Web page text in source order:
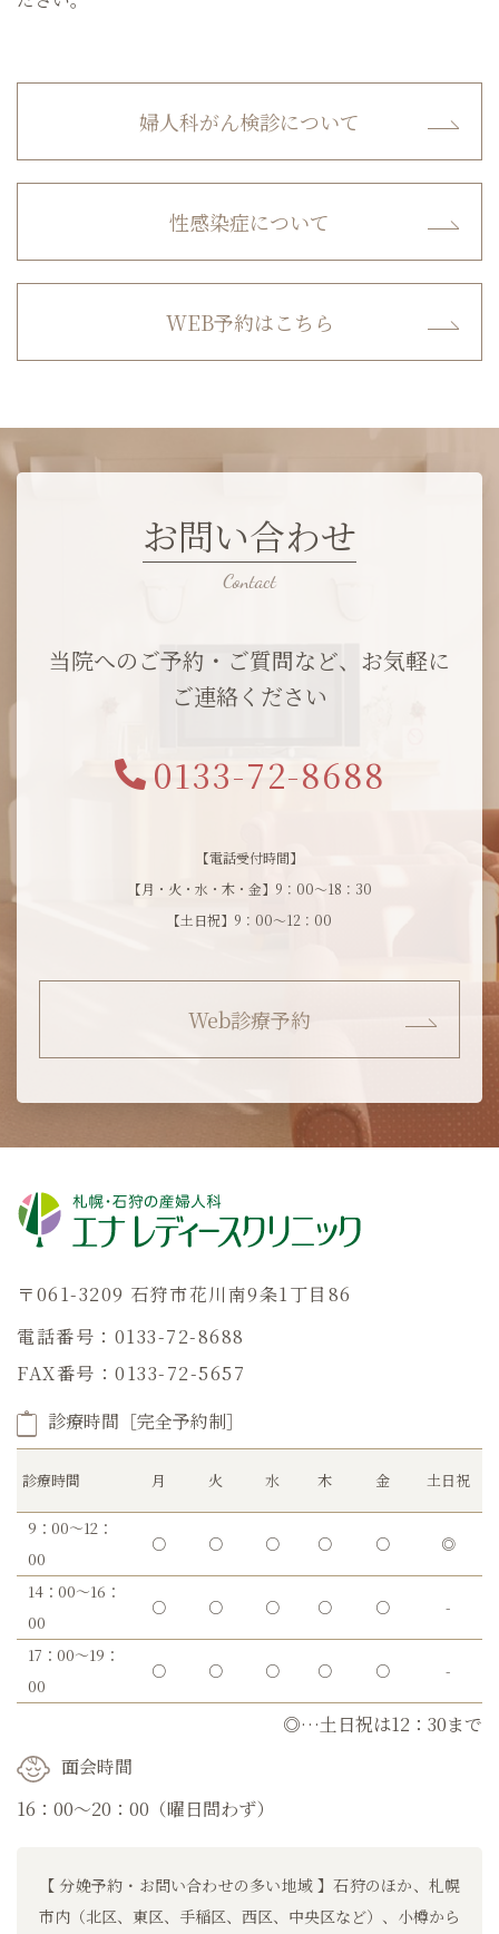
婦人科がん検診について
性感染症について
WEB予約はこちら
お問い合わせ
当院へのご予約・ご質問など、お気軽に
ご連絡ください
0133-72-8688
【電話受付時間】
【月・火・水・木・金】9：00～18：30
【土日祝】9：00～12：00
Web診療予約
〒061-3209 石狩市花川南9条1丁目86
電話番号：0133-72-8688
FAX番号：0133-72-5657
診療時間［完全予約制］
診療時間 月 火 水 木 金 土日祝
9：00～12：
00
○ ○ ○ ○ ○ ◎
14：00～16：
00
○ ○ ○ ○ ○ -
17：00～19：
00
○ ○ ○ ○ ○ -
◎…土日祝は12：30まで
面会時間
16：00～20：00（曜日問わず）
【 分娩予約・お問い合わせの多い地域 】石狩のほか、札幌
市内（北区、東区、手稲区、西区、中央区など）、小樽から